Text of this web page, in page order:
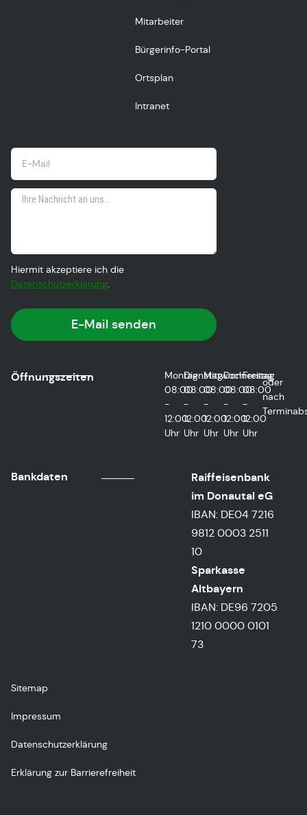
Mitarbeiter
Bürgerinfo-Portal
Ortsplan
Intranet
Hiermit akzeptiere ich die
Datenschutzerklärung.
E-Mail senden
Öffnungszeiten
Montag
08:00
-
12:00
Uhr
Dienstag
08:00
-
12:00
Uhr
Mittwoch
08:00
-
12:00
Uhr
Donnerstag
08:00
-
12:00
Uhr
Freitag
08:00
-
12:00
Uhr
oder
nach
Bankdaten
Raiffeisenbank
im Donautal eG
IBAN: DE04 7216
9812 0003 2511
10
Sparkasse
Altbayern
IBAN: DE96 7205
1210 0000 0101
73
Sitemap
Impressum
Datenschutzerklärung
Erklärung zur Barrierefreiheit